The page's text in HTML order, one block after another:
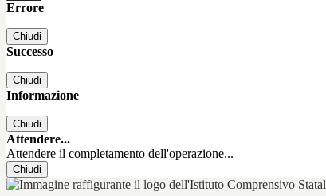
Errore
Chiudi
Successo
Chiudi
Informazione
Chiudi
Attendere...
Attendere il completamento dell'operazione...
Chiudi